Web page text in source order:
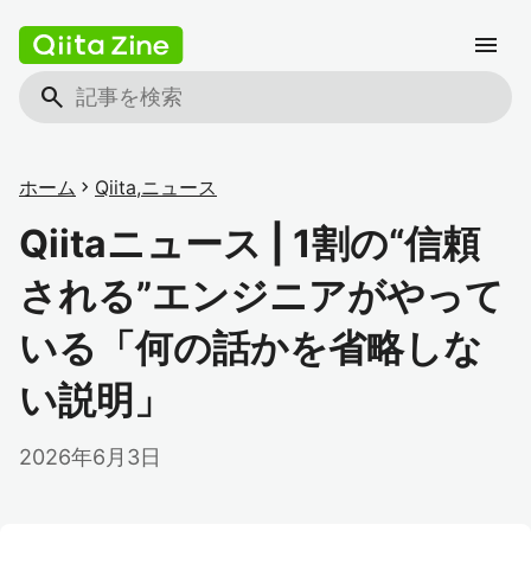
search
menu
ホーム chevron_right Qiita,ニュース
Qiitaニュース | 1割の“信頼
される”エンジニアがやって
いる「何の話かを省略しな
い説明」
2026年6月3日